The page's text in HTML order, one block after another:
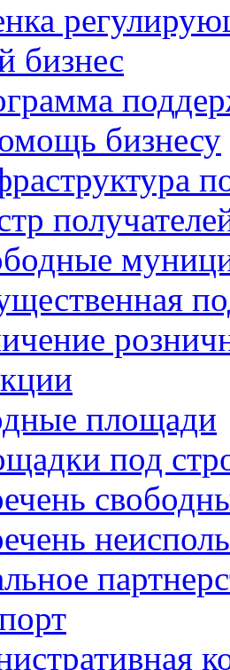
бизнес
бизнесу
площади
под